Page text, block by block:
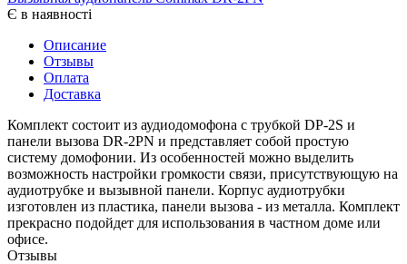
Є в наявності
Описание
Отзывы
Оплата
Доставка
Комплект состоит из аудиодомофона с трубкой DP-2S и
панели вызова DR-2PN и представляет собой простую
систему домофонии. Из особенностей можно выделить
возможность настройки громкости связи, присутствующую на
аудиотрубке и вызывной панели. Корпус аудиотрубки
изготовлен из пластика, панели вызова - из металла. Комплект
прекрасно подойдет для использования в частном доме или
офисе.
Отзывы